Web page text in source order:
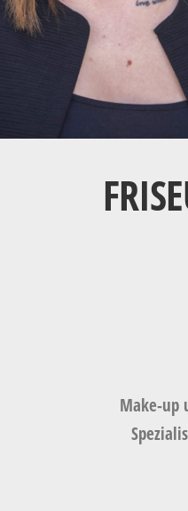
Make-up